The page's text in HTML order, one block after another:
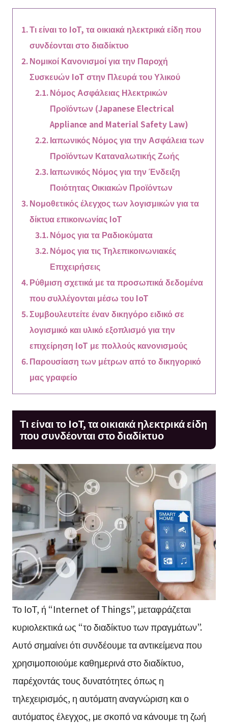
Τι είναι το IoT, τα οικιακά ηλεκτρικά είδη που
συνδέονται στο διαδίκτυο
Νομικοί Κανονισμοί για την Παροχή
Συσκευών IoT στην Πλευρά του Υλικού
Νόμος Ασφάλειας Ηλεκτρικών
Προϊόντων (Japanese Electrical
Appliance and Material Safety Law)
Ιαπωνικός Νόμος για την Ασφάλεια των
Προϊόντων Καταναλωτικής Ζωής
Ιαπωνικός Νόμος για την Ένδειξη
Ποιότητας Οικιακών Προϊόντων
Νομοθετικός έλεγχος των λογισμικών για τα
δίκτυα επικοινωνίας IoT
Νόμος για τα Ραδιοκύματα
Νόμος για τις Τηλεπικοινωνιακές
Επιχειρήσεις
Ρύθμιση σχετικά με τα προσωπικά δεδομένα
που συλλέγονται μέσω του IoT
Συμβουλευτείτε έναν δικηγόρο ειδικό σε
λογισμικό και υλικό εξοπλισμό για την
επιχείρηση IoT με πολλούς κανονισμούς
Παρουσίαση των μέτρων από το δικηγορικό
μας γραφείο
Τι είναι το IoT, τα οικιακά ηλεκτρικά είδη
που συνδέονται στο διαδίκτυο
Το IoT, ή “Internet of Things”, μεταφράζεται
κυριολεκτικά ως “το διαδίκτυο των πραγμάτων”.
Αυτό σημαίνει ότι συνδέουμε τα αντικείμενα που
χρησιμοποιούμε καθημερινά στο διαδίκτυο,
παρέχοντάς τους δυνατότητες όπως η
τηλεχειρισμός, η αυτόματη αναγνώριση και ο
αυτόματος έλεγχος, με σκοπό να κάνουμε τη ζωή